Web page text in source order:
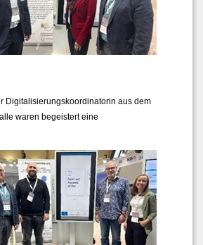
Digitalisierungskoordinatorin aus dem
waren begeistert eine